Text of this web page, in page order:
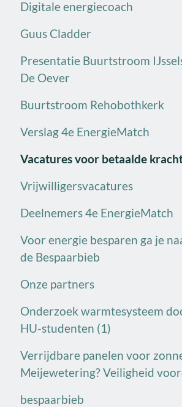
Digitale energiecoach
Guus Cladder
Presentatie Buurtstroom
De Oever
Buurtstroom Rehobothkerk
Verslag 4e EnergieMatch
Vacatures voor betaalde
Vrijwilligersvacatures
Deelnemers 4e EnergieMatch
Voor energie besparen ga je
de Bespaarbieb
Onze partners
Onderzoek warmtesysteem
HU-studenten (1)
Verrijdbare panelen voor
Meijewetering? Veiligheid
bespaarbieb